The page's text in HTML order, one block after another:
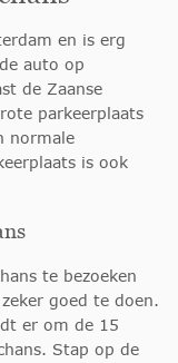
en is erg
auto op
de Zaanse
parkeerplaats
normale
is ook
te bezoeken
goed te doen.
er om de 15
Stap op de